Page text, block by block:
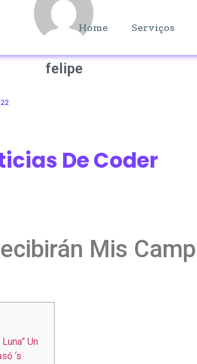
Home Serviços
felipe
De Coder
Mis
Un
‘s